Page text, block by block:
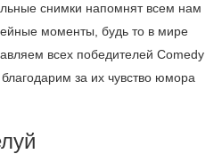
снимки напомнят всем нам
моменты, будь то в мире
всех победителей Comedy
за их чувство юмора